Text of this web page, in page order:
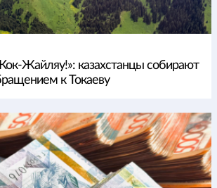
Жайляу!»: казахстанцы собирают
к Токаеву